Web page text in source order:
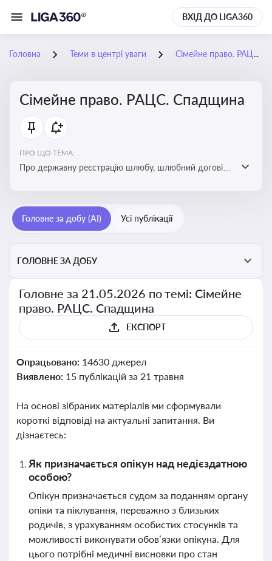
ВХІД ДО LIGA360
Головна Теми в центрі уваги Сімейне право. РАЦС. Спадщина
Сімейне право. РАЦС. Спадщина
ПРО ЩО ТЕМА:
Про державну реєстрацію шлюбу, шлюбний договір,
прийомну сім’ю, визнання недієздатності,
позбавлення батьківських прав, виховання дитини,
Головне за добу (AI) Усі публікації
ГОЛОВНЕ ЗА ДОБУ
Головне за 21.05.2026 по темі: Сімейне
право. РАЦС. Спадщина
ЕКСПОРТ
Опрацьовано: 14630 джерел
Виявлено: 15 публікацій за 21 травня
На основі зібраних матеріалів ми сформували
короткі відповіді на актуальні запитання. Ви
дізнаєтесь:
Як призначається опікун над недієздатною
особою?
Опікун призначається судом за поданням органу
опіки та піклування, переважно з близьких
родичів, з урахуванням особистих стосунків та
можливості виконувати обов’язки опікуна. Для
цього потрібні медичні висновки про стан